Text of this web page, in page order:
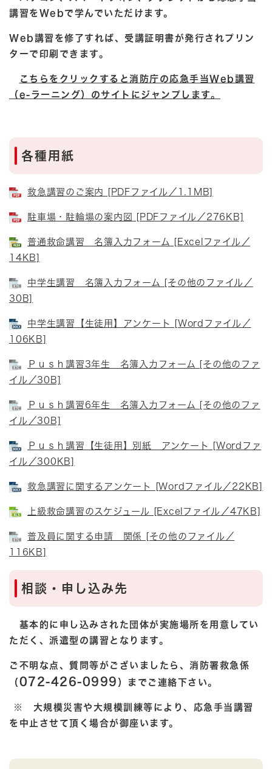
講習をWebで学んでいただけます。
Web講習を修了すれば、受講証明書が発行されプリン
ターで印刷できます。
こちらをクリックすると消防庁の応急手当Web講習
（e-ラーニング）のサイトにジャンプします。
各種用紙
救急講習のご案内 [PDFファイル／1.1MB]
駐車場・駐輪場の案内図 [PDFファイル／276KB]
普通救命講習 名簿入力フォーム [Excelファイル／
14KB]
中学生講習 名簿入力フォーム [その他のファイル／
30B]
中学生講習【生徒用】アンケート [Wordファイル／
106KB]
Ｐｕｓｈ講習3年生 名簿入力フォーム [その他のファ
イル／30B]
Ｐｕｓｈ講習6年生 名簿入力フォーム [その他のファ
イル／30B]
Ｐｕｓｈ講習【生徒用】別紙 アンケート [Wordファ
イル／300KB]
救急講習に関するアンケート [Wordファイル／22KB]
上級救命講習のスケジュール [Excelファイル／47KB]
普及員に関する申請 関係 [その他のファイル／
116KB]
相談・申し込み先
基本的に申し込みされた団体が実施場所を用意してい
ただく、派遣型の講習となります。
ご不明な点、質問等がございましたら、消防署救急係
（ 072-426-0999 ）までご連絡下さい。
※ 大規模災害や大規模訓練等により、応急手当講習
を中止させて頂く場合が御座います。